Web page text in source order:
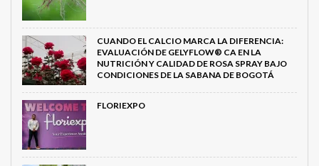
CUANDO EL CALCIO MARCA LA DIFERENCIA:
EVALUACIÓN DE GELYFLOW® CA EN LA
NUTRICIÓN Y CALIDAD DE ROSA SPRAY BAJO
CONDICIONES DE LA SABANA DE BOGOTÁ
FLORIEXPO